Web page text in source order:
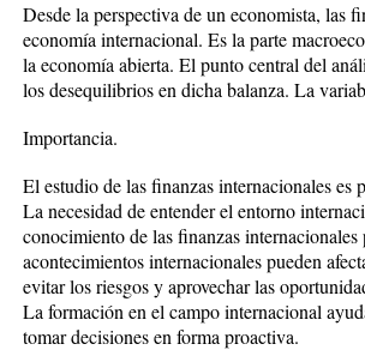
Desde la perspectiva de un economista, las
economía internacional. Es la parte
la economía abierta. El punto central del
los desequilibrios en dicha balanza. La
Importancia.
El estudio de las finanzas internacionales es
La necesidad de entender el entorno
conocimiento de las finanzas
acontecimientos internacionales pueden
evitar los riesgos y aprovechar las
La formación en el campo internacional
tomar decisiones en forma proactiva.